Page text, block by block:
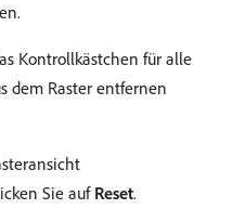
Kontrollkästchen für alle
dem Raster entfernen
Sie auf Reset.